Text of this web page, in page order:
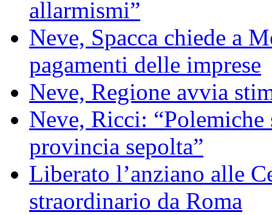
allarmismi”
Neve, Spacca chiede a
pagamenti delle imprese
Neve, Regione avvia
Neve, Ricci:
provincia sepolta”
Liberato l’anziano alle
straordinario da Roma